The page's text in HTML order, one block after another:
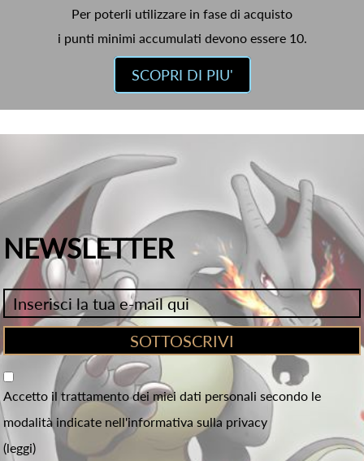
Per poterli utilizzare in fase di acquisto
i punti minimi accumulati devono essere 10.
SCOPRI DI PIU'
NEWSLETTER
Accetto il trattamento dei miei dati personali secondo le
modalità indicate nell'informativa sulla privacy
(leggi)